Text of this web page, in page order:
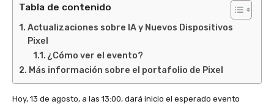
Tabla de contenido
Actualizaciones sobre IA y Nuevos Dispositivos
Pixel
¿Cómo ver el evento?
Más información sobre el portafolio de Pixel
Hoy, 13 de agosto, a las 13:00, dará inicio el esperado evento